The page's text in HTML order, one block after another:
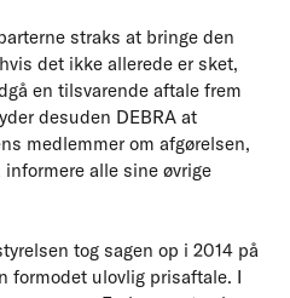
straks at bringe den
det ikke allerede er sket,
en tilsvarende aftale frem
desuden DEBRA at
medlemmer om afgørelsen,
alle sine øvrige
tog sagen op i 2014 på
formodet ulovlig prisaftale. I